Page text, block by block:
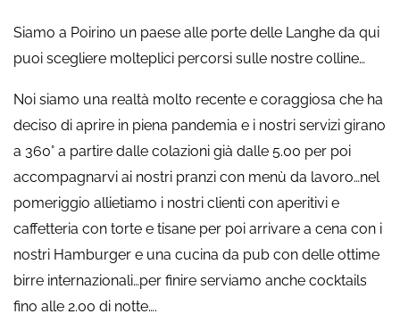
Siamo a Poirino un paese alle porte delle Langhe da qui
puoi scegliere molteplici percorsi sulle nostre colline…
Noi siamo una realtà molto recente e coraggiosa che ha
deciso di aprire in piena pandemia e i nostri servizi girano
a 360° a partire dalle colazioni già dalle 5.00 per poi
accompagnarvi ai nostri pranzi con menù da lavoro…nel
pomeriggio allietiamo i nostri clienti con aperitivi e
caffetteria con torte e tisane per poi arrivare a cena con i
nostri Hamburger e una cucina da pub con delle ottime
birre internazionali…per finire serviamo anche cocktails
fino alle 2.00 di notte….